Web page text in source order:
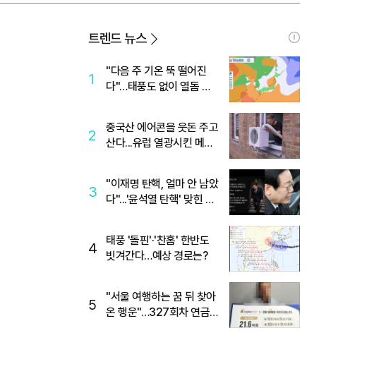
트
트
트렌드 뉴스
1
"다음 주 기온 뚝 떨어진
다"…태풍도 없이 열돔 박
2
중국산 에어콘을 웃돈 주고
산다...유럽 열광시킨 메이
3
"이재명 탄핵, 얼마 안 남았
다"...'윤석열 탄핵' 맞힌 무
4
태풍 '돌핀'·'찬홈' 한반도
빗겨간다…예상 경로는?
5
"서울 여행하는 꿈 뒤 찾아
온 행운"…327회차 연금